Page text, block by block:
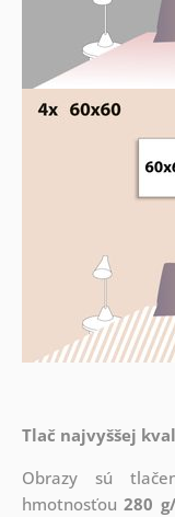
Tlač najvyššej
Obrazy sú
hmotnosťou280